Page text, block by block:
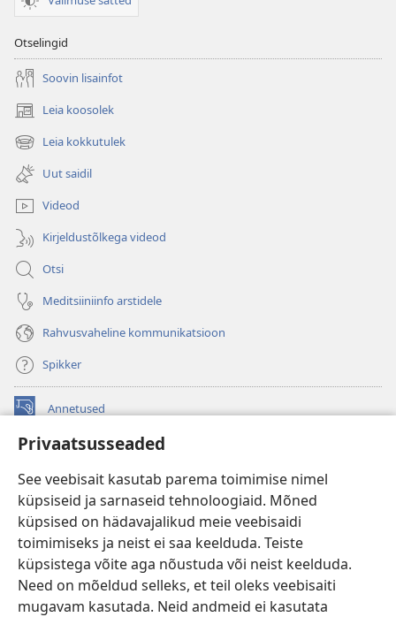
Privaatsusseaded
See veebisait kasutab parema toimimise nimel
küpsiseid ja sarnaseid tehnoloogiaid. Mõned
küpsised on hädavajalikud meie veebisaidi
toimimiseks ja neist ei saa keelduda. Teiste
küpsistega võite aga nõustuda või neist keelduda.
Need on mõeldud selleks, et teil oleks veebisaiti
mugavam kasutada. Neid andmeid ei kasutata
Otselingid
Soovin lisainfot
Leia koosolek
(avab
uue
akna)
Leia kokkutulek
(avab
uue
akna)
Uut saidil
Videod
Kirjeldustõlkega videod
Otsi
Meditsiiniinfo arstidele
Rahvusvaheline kommunikatsioon
Spikker
Annetused
(avab
akna)
uue
akna) JW Hub
(avab
uue
akna) JW Library
Watchtower Library